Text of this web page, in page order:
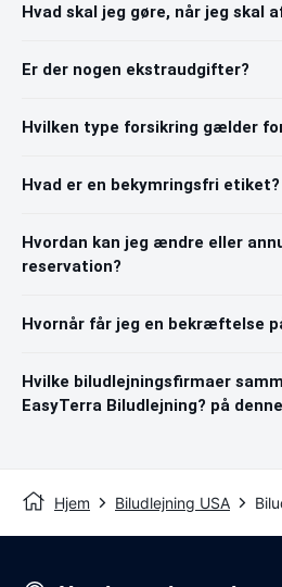
Hvad skal jeg gøre, når jeg skal
Er der nogen ekstraudgifter?
Hvilken type forsikring gælder
Hvad er en bekymringsfri etiket?
Hvordan kan jeg ændre eller
reservation?
Hvornår får jeg en bekræftelse
Hvilke biludlejningsfirmaer
EasyTerra Biludlejning? på
Hjem Biludlejning USA